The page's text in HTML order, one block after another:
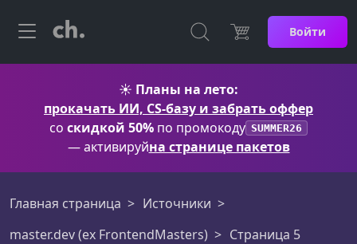
Войти
☀️ Планы на лето:
прокачать ИИ, CS-базу и забрать оффер
со скидкой 50% по промокоду SUMMER26
— активируйна странице пакетов
Главная страница
Источники
master.dev (ex FrontendMasters)
Страница 5